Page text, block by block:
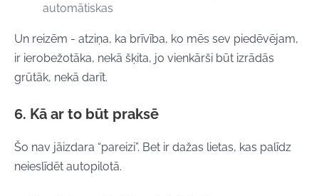
automātiskas
Un reizēm - atziņa, ka brīvība, ko mēs sev piedēvējam,
ir ierobežotāka, nekā šķita, jo vienkārši būt izrādās
grūtāk, nekā darīt.
6. Kā ar to būt praksē
Šo nav jāizdara “pareizi”. Bet ir dažas lietas, kas palīdz
neieslīdēt autopilotā.